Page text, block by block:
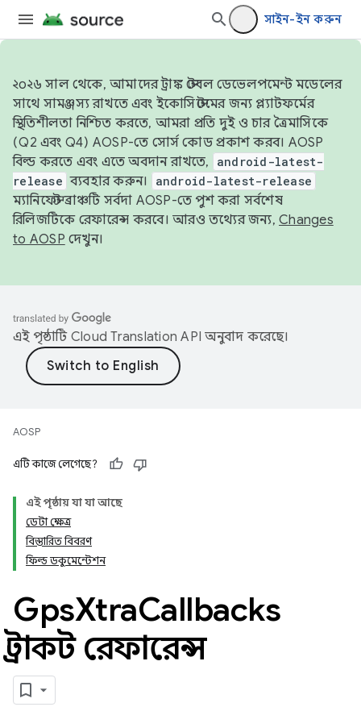
সাইন-ইন করুন
২০২৬ সাল থেকে, আমাদের ট্রাঙ্ক স্টেবল ডেভেলপমেন্ট মডেলের
সাথে সামঞ্জস্য রাখতে এবং ইকোসিস্টেমের জন্য প্ল্যাটফর্মের
স্থিতিশীলতা নিশ্চিত করতে, আমরা প্রতি দুই ও চার ত্রৈমাসিকে
(Q2 এবং Q4) AOSP-তে সোর্স কোড প্রকাশ করব। AOSP
বিল্ড করতে এবং এতে অবদান রাখতে,
android-latest-
release ব্যবহার করুন। android-latest-release
ম্যানিফেস্ট ব্রাঞ্চটি সর্বদা AOSP-তে পুশ করা সর্বশেষ
রিলিজটিকে রেফারেন্স করবে। আরও তথ্যের জন্য, Changes
to AOSP দেখুন।
এই পৃষ্ঠাটি Cloud Translation API অনুবাদ করেছে।
AOSP
এটি কাজে লেগেছে?
এই পৃষ্ঠায় যা যা আছে
ডেটা ক্ষেত্র
বিস্তারিত বিবরণ
ফিল্ড ডকুমেন্টেশন
GpsXtraCallbacks
স্ট্রাকট রেফারেন্স